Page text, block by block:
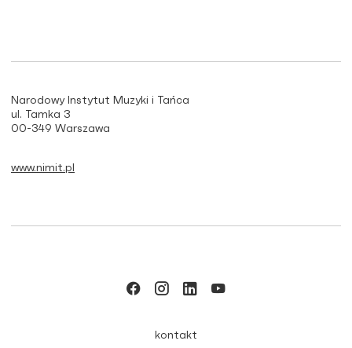
Narodowy Instytut Muzyki i Tańca
ul. Tamka 3
00-349 Warszawa
www.nimit.pl
kontakt